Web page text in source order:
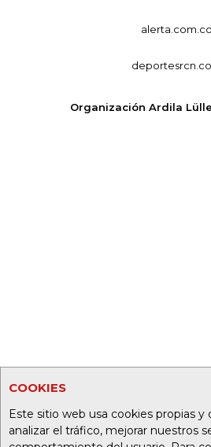
COOKIES
Este sitio web usa cookies propias y
analizar el tráfico, mejorar nuestros
alerta.com.co
Organización Ardila